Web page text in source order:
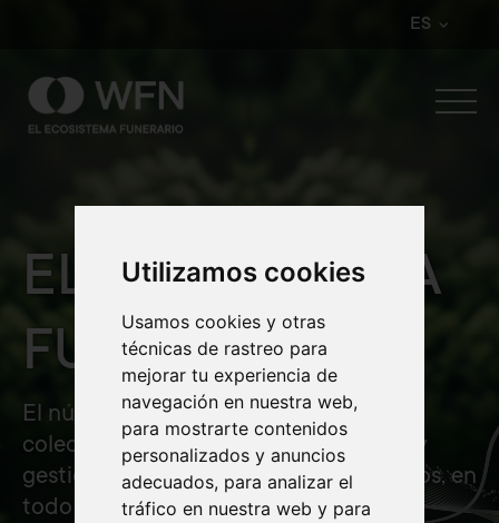
Utilizamos cookies
Usamos cookies y otras
técnicas de rastreo para
mejorar tu experiencia de
navegación en nuestra web,
para mostrarte contenidos
personalizados y anuncios
adecuados, para analizar el
tráfico en nuestra web y para
ES
EL ECOSISTEMA
FUNERARIO
El núcleo que conecta a proveedores,
colectivos y aseguradoras, para licitar y
gestionar servicios y traslados funerarios, en
todo el mundo.